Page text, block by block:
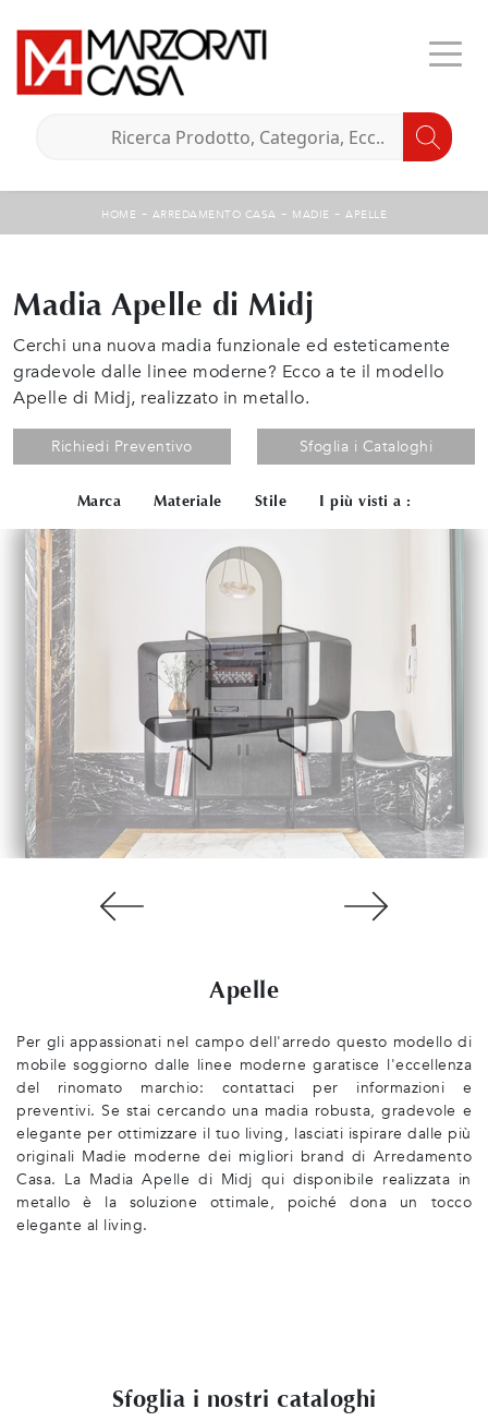
HOME - ARREDAMENTO CASA - MADIE - APELLE
Madia Apelle di Midj
Cerchi una nuova madia funzionale ed esteticamente
gradevole dalle linee moderne? Ecco a te il modello
Apelle di Midj, realizzato in metallo.
Richiedi Preventivo Sfoglia i Cataloghi
Marca Materiale Stile I più visti a :
Apelle
Per gli appassionati nel campo dell'arredo questo modello di
mobile soggiorno dalle linee moderne garatisce l'eccellenza
del rinomato marchio: contattaci per informazioni e
preventivi. Se stai cercando una madia robusta, gradevole e
elegante per ottimizzare il tuo living, lasciati ispirare dalle più
originali Madie moderne dei migliori brand di Arredamento
Casa. La Madia Apelle di Midj qui disponibile realizzata in
metallo è la soluzione ottimale, poiché dona un tocco
elegante al living.
Sfoglia i nostri cataloghi